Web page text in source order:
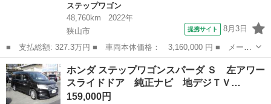
ステップワゴン
48,760km
2022年
狭山市
提携サイト 8月3日
■ 支払総額: 327.3万円 ■ 車両本体価格： 3,160,000 円 ■ メーカ
ー名： ホンダ ■ 車種名： ステップワゴン ■ グレード名：
ｅ：ＨＥＶスパーダ 消臭ホンダセンシング純正１１．４インチコネ
クトナビＢ...
埼玉 狭山市 ステップワゴン
ホンダ ステップワゴンスパーダ Ｓ 左アワー
スライドドア 純正ナビ 地デジＴＶ…
159,000円